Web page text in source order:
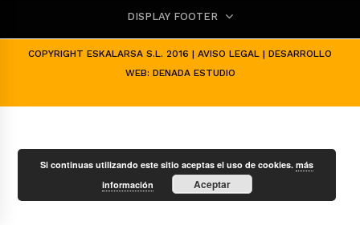
DISPLAY FOOTER
COPYRIGHT ESKALARSA S.L. 2016 | AVISO LEGAL | DESARROLLO
WEB: DENADA ESTUDIO
Si continuas utilizando este sitio aceptas el uso de cookies.más
información
Aceptar